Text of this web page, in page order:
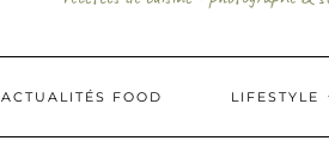
ACTUALITÉS FOOD LIFESTYLE